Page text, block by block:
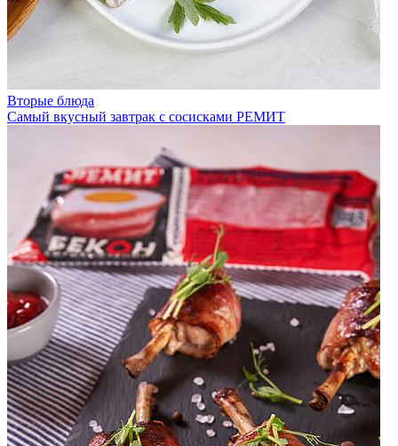
Вторые блюда
Самый вкусный завтрак с сосисками РЕМИТ